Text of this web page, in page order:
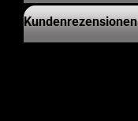
Kundenrezensionen